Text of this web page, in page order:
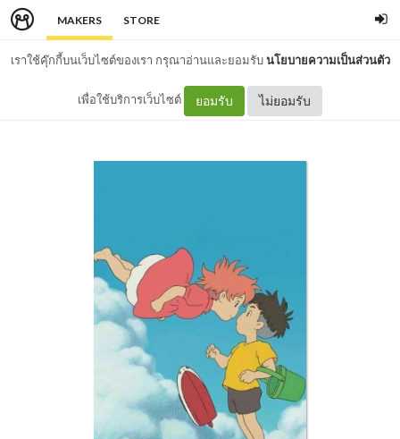
MAKERS STORE
เราใช้คุ๊กกี้บนเว็บไซต์ของเรา กรุณาอ่านและยอมรับนโยบายความเป็นส่วนตัว
เพื่อใช้บริการเว็บไซต์ ยอมรับ ไม่ยอมรับ